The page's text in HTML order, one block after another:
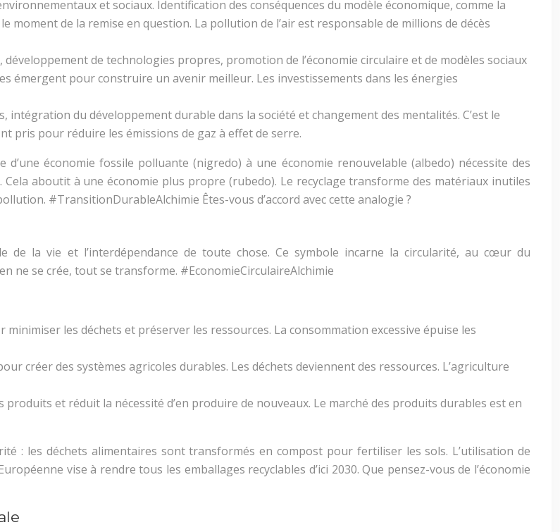
et sociaux. Identification des conséquences du modèle économique, comme la
moment de la remise en question. La pollution de l’air est responsable de millions de décès
de technologies propres, promotion de l’économie circulaire et de modèles sociaux
émergent pour construire un avenir meilleur. Les investissements dans les énergies
du développement durable dans la société et changement des mentalités. C’est le
pris pour réduire les émissions de gaz à effet de serre.
économie fossile polluante (nigredo) à une économie renouvelable (albedo) nécessite des
aboutit à une économie plus propre (rubedo). Le recyclage transforme des matériaux inutiles
#TransitionDurableAlchimie Êtes-vous d’accord avec cette analogie ?
de la vie et l’interdépendance de toute chose. Ce symbole incarne la circularité, au cœur du
ne se crée, tout se transforme. #EconomieCirculaireAlchimie
les déchets et préserver les ressources. La consommation excessive épuise les
créer des systèmes agricoles durables. Les déchets deviennent des ressources. L’agriculture
et réduit la nécessité d’en produire de nouveaux. Le marché des produits durables est en
: les déchets alimentaires sont transformés en compost pour fertiliser les sols. L’utilisation de
vise à rendre tous les emballages recyclables d’ici 2030. Que pensez-vous de l’économie